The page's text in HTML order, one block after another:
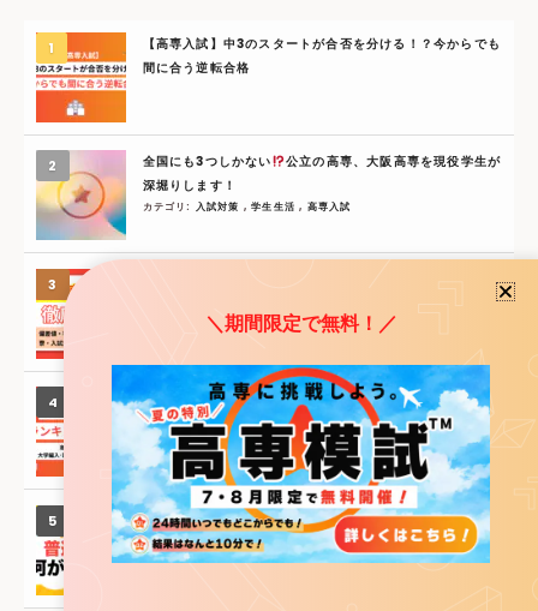
【高専入試】中3のスタートが合否を分ける！？今からでも
間に合う逆転合格
全国にも3つしかない
公立の高専、大阪高専を現役学生が
深堀りします！
カテゴリ: 入試対策 ,学生生活, 高専入試
全国高専情報 ,東海北陸,豊田高専
【2025年度最新】高専大学編入先ランキングTOP10！高
専卒の進路は？大学編入･就職先･年収データ...
カテゴリ:大学編入 学費, 進学, 進路
【2025年最新】高専とは？高校・専門学校との違いを5分
で解説
カテゴリ:オススメ,高専とは
＼期間限定で無料！／